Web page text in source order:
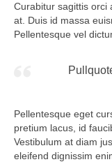
Curabitur sagittis orci
at. Duis id massa
Pellentesque vel
Pellentesque eget
pretium lacus, id
Vestibulum at diam
eleifend dignissim